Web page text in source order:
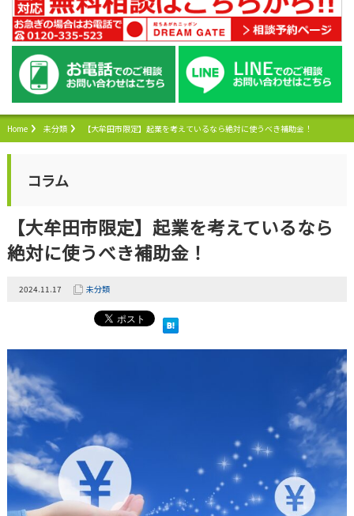
Home 未分類 【大牟田市限定】起業を考えているなら絶対に使うべき補助金！
コラム
【大牟田市限定】起業を考えているなら
絶対に使うべき補助金！
2024.11.17 未分類